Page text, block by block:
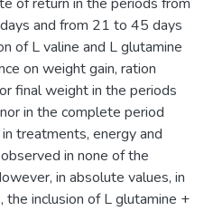
and from 21 to 45 days
of L valine and L glutamine
on weight gain, ration
final weight in the periods
in the complete period
treatments, energy and
in none of the
in absolute values, in
inclusion of L glutamine +